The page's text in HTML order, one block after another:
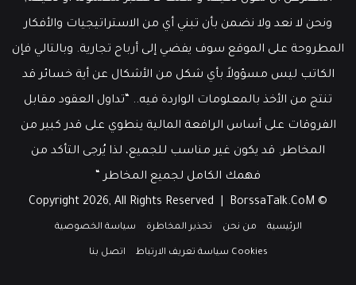
ونحن لا نعد ولا نضمن بأن تبني أي من الاستراتيجيات والأفكار
المطروحة على الموقع سوف يفضي إلى أرباح تجارية. وبالتالي فإن
الكاتب ليس مسؤولاً بأي شكل من الأشكال عن أية خسائر قد
تنتج من الأخذ بالمعلومات الواردة فيه.. “تداول العقود مقابل
الفروقات على أساس الرافعة المالية ينطوي على قدر كبير من
المخاطر. قد يكون غير مناسب للجميع، لذا يُرجى التأكد من
فهمك الكامل لجميع المخاطر “
© Copyright 2026, All Rights Reserved |
BorssaTalk.CoM
الرئيسية من نحن تحذير المخاطرة سياسة الخصوصية
Cookies سياسة تعريف الارتباط اتصل بنا